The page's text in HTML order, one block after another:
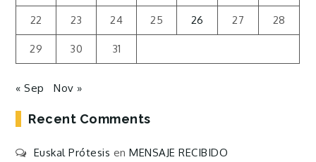
22 23 24 25 26 27 28
29 30 31
« Sep Nov »
Recent Comments
Euskal Prótesis enMENSAJE RECIBIDO